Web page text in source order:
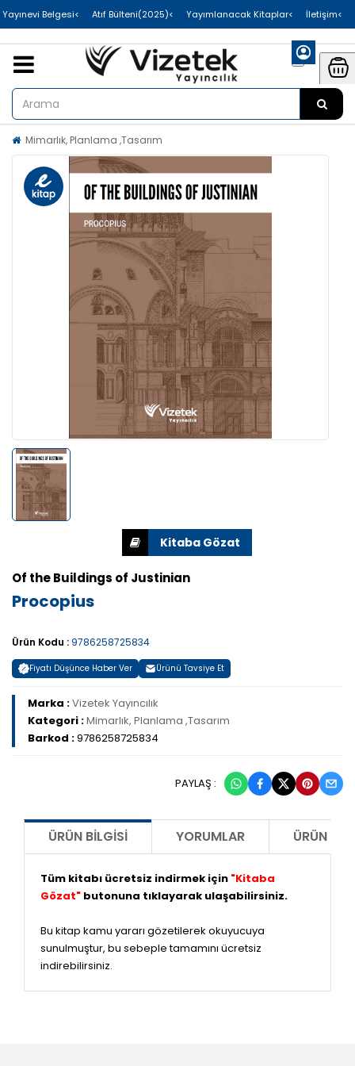
>İletişim
>Yayımlanacak Kitaplar
>Atıf Bülteni(2025)
>Uluslararası Yayınevi Belgesi
Mimarlık, Planlama ,Tasarım
Of the Buildings of Justinian
Procopius
Ürün Kodu : 9786258725834
Fiyatı Düşünce Haber Ver Ürünü Tavsiye Et
Marka :Vizetek Yayıncılık
Kategori :Mimarlık, Planlama ,Tasarım
Barkod :9786258725834
PAYLAŞ :
ÜRÜN BILGISI YORUMLAR ÜRÜN
Tüm kitabı ücretsiz indirmek için "Kitaba
Gözat" butonuna tıklayarak ulaşabilirsiniz.
Bu kitap kamu yararı gözetilerek okuyucuya
sunulmuştur, bu sebeple tamamını ücretsiz
indirebilirsiniz.